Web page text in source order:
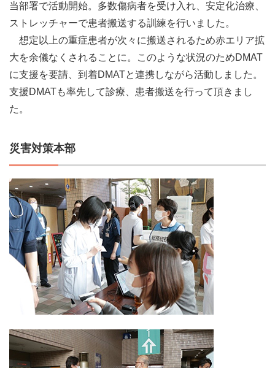
当部署で活動開始。多数傷病者を受け入れ、安定化治療、
ストレッチャーで患者搬送する訓練を行いました。
想定以上の重症患者が次々に搬送されるため赤エリア拡
大を余儀なくされることに。このような状況のためDMAT
に支援を要請、到着DMATと連携しながら活動しました。
支援DMATも率先して診療、患者搬送を行って頂きまし
た。
災害対策本部